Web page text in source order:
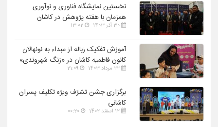
نخستین نمایشگاه فناوری و نوآوری
همزمان با هفته پژوهش در کاشان
گشایش یافت
30 آذر 1403 13:02
آموزش تفکیک زباله از مبداء به نونهالان
کانون فاطمیه کاشان در «زنگ شهروندی»
22 مرداد 1403 21:09
برگزاری جشن تشرّف ویژه تکلیف پسران
کاشانی
12 اسفند 1402 00:20